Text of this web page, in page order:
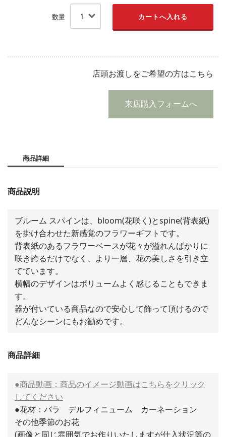
数量
店頭お渡しをご希望の方はこちら
来店購入フォームへ
商品詳細
商品説明
ブルーム スパインは、bloom(花咲く)とspine(背表紙)
を掛け合わせた新感覚のフラワーギフトです。
背表紙のあるフラワーベースが花々が溢れんばかりに
咲き誇るだけでなく、より一層、花の美しさを引き立
てています。
横幅のデザインはボリュームよく感じることもできま
す。
器が付いている商品なので安心して飾って頂けるので
どんなシーンにもお勧めです。
商品詳細
●商品動画：商品のイメージ動画はこちらをクリック
してください
●花材：バラ デルフィニューム カーネーション
その他季節のお花
(画像と同じ雰囲気でお作りいたしますが仕入状況等の